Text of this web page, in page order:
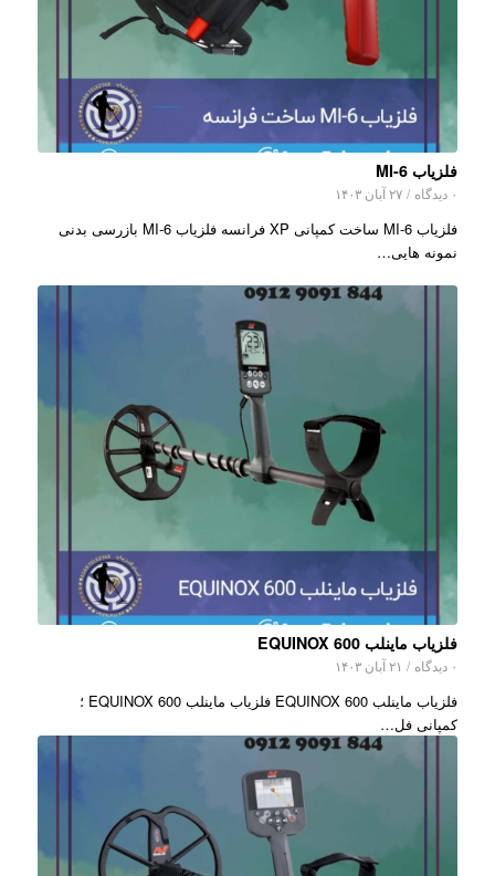
فلزیاب MI-6
۰ دیدگاه / ۲۷ آبان ۱۴۰۳
فلزیاب MI-6 ساخت کمپانی XP فرانسه فلزیاب MI-6 بازرسی بدنی
نمونه هایی…
فلزیاب ماینلب EQUINOX 600
۰ دیدگاه / ۲۱ آبان ۱۴۰۳
فلزیاب ماینلب EQUINOX 600 فلزیاب ماینلب EQUINOX 600 ؛
کمپانی فل…